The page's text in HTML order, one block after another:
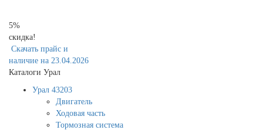
5%
скидка!
Скачать прайс и
наличие на 23.04.2026
Каталоги Урал
Урал 43203
Двигатель
Ходовая часть
Тормозная система